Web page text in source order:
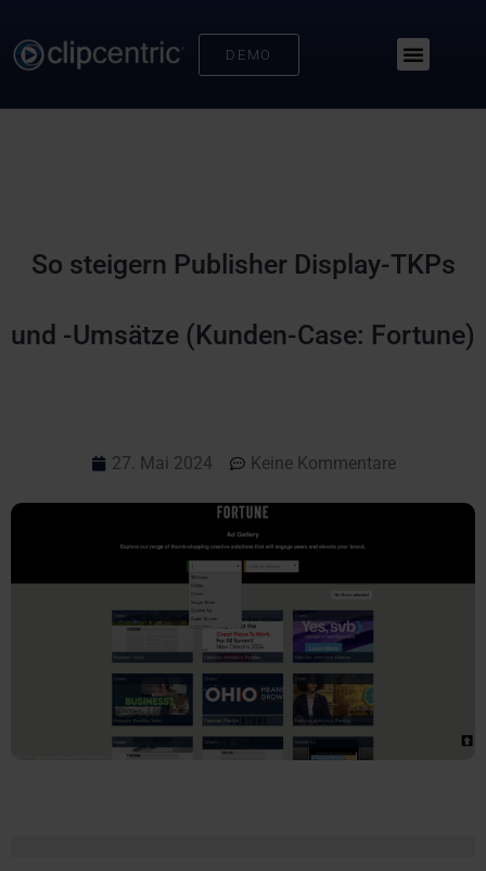
DEMO
So steigern Publisher Display-TKPs
und -Umsätze (Kunden-Case: Fortune)
27. Mai 2024 Keine Kommentare